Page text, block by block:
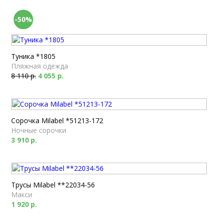
-50%
Туника *1805
Пляжная одежда
8 110 р. 4 055 р.
Сорочка Milabel *51213-172
Ночные сорочки
3 910 р.
Трусы Milabel **22034-56
Макси
1 920 р.